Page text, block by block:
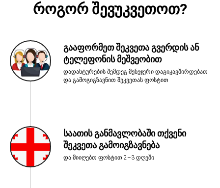
როგორ შევუკვეთოთ?
გააფორმეთ შეკვეთა გვერდის ან
ტელეფონის მეშვეობით
დადასტურების შემდეგ მენეჯერი დაგიკავშირდებათ
და გამოგიგზავნით შეკვეთას ფოსტით
საათის განმავლობაში თქვენი
შეკვეთა გამოიგზავნება
და მიიღებთ ფოსტით 2–3 დღეში